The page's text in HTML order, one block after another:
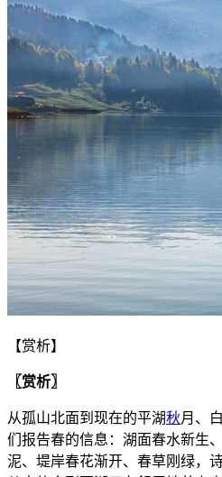
【赏析】
〖赏析〗
从孤山北面到现在的平湖秋月、
们报告春的信息：湖面春水新生
泥、堤岸春花渐开、春草刚绿，